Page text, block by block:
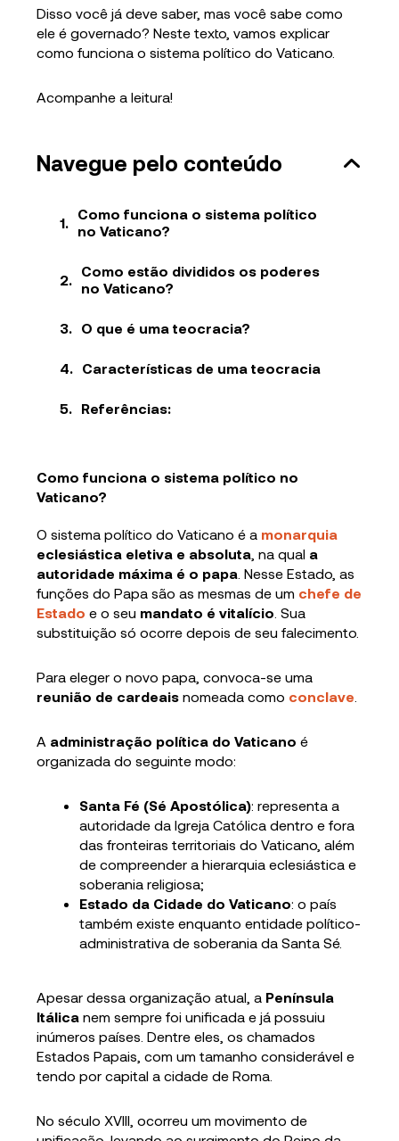
Disso você já deve saber, mas você sabe como
ele é governado? Neste texto, vamos explicar
como funciona o sistema político do Vaticano.
Acompanhe a leitura!
Navegue pelo conteúdo
Como funciona o sistema político
no Vaticano?
Como estão divididos os poderes
no Vaticano?
O que é uma teocracia?
Características de uma teocracia
Referências:
Como funciona o sistema político no
Vaticano?
O sistema político do Vaticano é a monarquia
eclesiástica eletiva e absoluta , na qual a
autoridade máxima é o papa . Nesse Estado, as
funções do Papa são as mesmas de um chefe de
Estado e o seu mandato é vitalício . Sua
substituição só ocorre depois de seu falecimento.
Para eleger o novo papa, convoca-se uma
reunião de cardeais nomeada como conclave
A administração política do Vaticano é
organizada do seguinte modo:
Santa Fé (Sé Apostólica): representa a
autoridade da Igreja Católica dentro e fora
das fronteiras territoriais do Vaticano, além
de compreender a hierarquia eclesiástica e
soberania religiosa;
Estado da Cidade do Vaticano: o país
também existe enquanto entidade político-
administrativa de soberania da Santa Sé.
Apesar dessa organização atual, a Península
Itálica nem sempre foi unificada e já possuiu
inúmeros países. Dentre eles, os chamados
Estados Papais, com um tamanho considerável e
tendo por capital a cidade de Roma.
No século XVIII, ocorreu um movimento de